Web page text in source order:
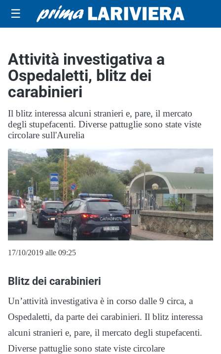
☰
Attività investigativa a
Ospedaletti, blitz dei
carabinieri
Il blitz interessa alcuni stranieri e, pare, il mercato
degli stupefacenti. Diverse pattuglie sono state viste
circolare sull'Aurelia
17/10/2019 alle 09:25
Blitz dei carabinieri
Un’attività investigativa è in corso dalle 9 circa, a
Ospedaletti, da parte dei carabinieri. Il blitz interessa
alcuni stranieri e, pare, il mercato degli stupefacenti.
Diverse pattuglie sono state viste circolare